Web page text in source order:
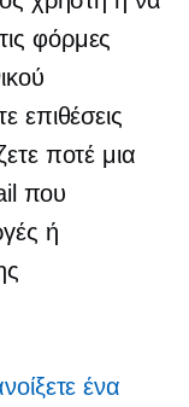
φόρμες
επιθέσεις
ποτέ μια
που
ή
ένα